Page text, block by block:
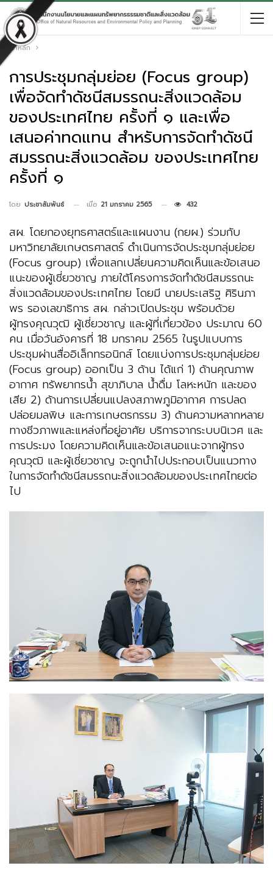
หน้าหลัก
การประชุมกลุ่มย่อย (Focus group)
เพื่อจัดทำดัชนีสมรรถนะสิ่งแวดล้อม
ของประเทศไทย ครั้งที่ ๑ และเพื่อ
เสนอค่าทดแทน สำหรับการจัดทำดัชนี
สมรรถนะสิ่งแวดล้อม ของประเทศไทย
ครั้งที่ ๑
โดย ประชาสัมพันธ์ เมื่อ 21 มกราคม 2565 432
สผ. โดยกองยุทธศาสตร์และแผนงาน (กยผ.) ร่วมกับ
มหาวิทยาลัยเกษตรศาสตร์ ดำเนินการจัดประชุมกลุ่มย่อย
(Focus group) เพื่อแลกเปลี่ยนความคิดเห็นและข้อเสนอ
แนะของผู้เชี่ยวชาญ ภายใต้โครงการจัดทำดัชนีสมรรถนะ
สิ่งแวดล้อมของประเทศไทย โดยมี นายประเสริฐ ศิรินภา
พร รองเลขาธิการ สผ. กล่าวเปิดประชุม พร้อมด้วย
ผู้ทรงคุณวุฒิ ผู้เชี่ยวชาญ และผู้ที่เกี่ยวข้อง ประมาณ 60
คน เมื่อวันอังคารที่ 18 มกราคม 2565 ในรูปแบบการ
ประชุมผ่านสื่ออิเล็กทรอนิกส์ โดยแบ่งการประชุมกลุ่มย่อย
(Focus group) ออกเป็น 3 ด้าน ได้แก่ 1) ด้านคุณภาพ
อากาศ ทรัพยากรน้ำ สุขาภิบาล น้ำดื่ม โลหะหนัก และของ
เสีย 2) ด้านการเปลี่ยนแปลงสภาพภูมิอากาศ การปลด
ปล่อยมลพิษ และการเกษตรกรรม 3) ด้านความหลากหลาย
ทางชีวภาพและแหล่งที่อยู่อาศัย บริการจากระบบนิเวศ และ
การประมง โดยความคิดเห็นและข้อเสนอแนะจากผู้ทรง
คุณวุฒิ และผู้เชี่ยวชาญ จะถูกนำไปประกอบเป็นแนวทาง
ในการจัดทำดัชนีสมรรถนะสิ่งแวดล้อมของประเทศไทยต่อ
ไป